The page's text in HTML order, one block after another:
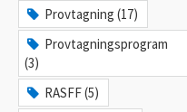
Provtagning (17)
Provtagningsprogram
(3)
RASFF (5)